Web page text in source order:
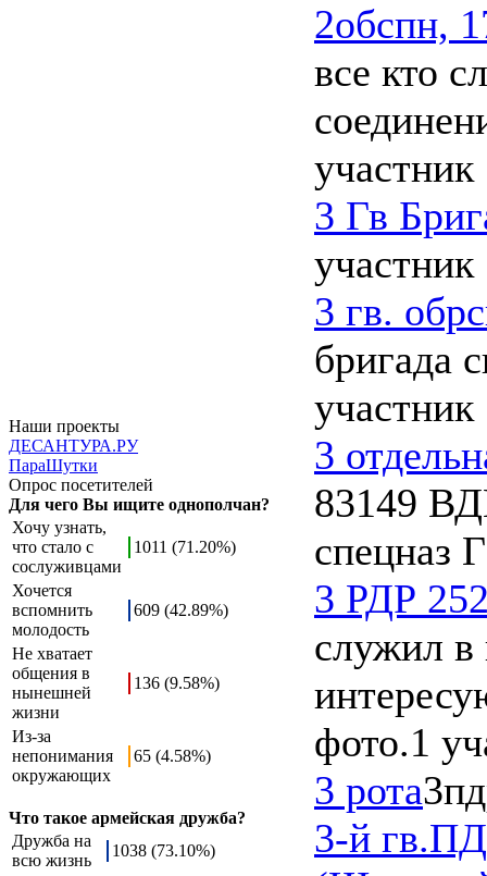
Наши проекты
ДЕСАНТУРА.РУ
ПараШутки
Опрос посетителей
Для чего Вы ищите однополчан?
Хочу узнать,
что стало с
сослуживцами
1011 (71.20%)
Хочется
вспомнить
молодость
609 (42.89%)
Не хватает
общения в
нынешней
жизни
136 (9.58%)
Из-за
непонимания
окружающих
65 (4.58%)
Что такое армейская дружба?
Дружба на
всю жизнь
1038 (73.10%)
2обспн,
все кто
участник
3 Гв
участник
3 гв.
бригада
участник
3
83149
спецназ
3 РДР
служил в
фото.1
3 рота
3-й